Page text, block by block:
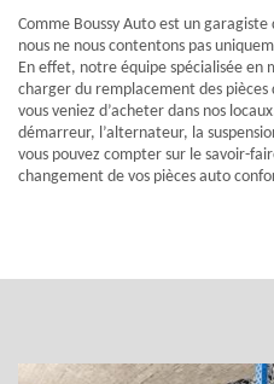
Comme Boussy Auto est un
nous ne nous contentons pas
En effet, notre équipe spécialisée en
charger du remplacement des
vous veniez d’acheter dans nos
démarreur, l’alternateur, la
vous pouvez compter sur le savoir-
changement de vos pièces auto